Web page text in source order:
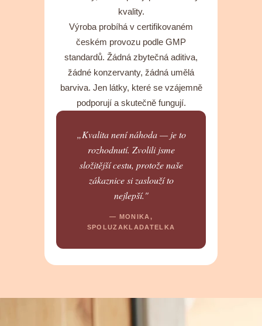
kvality.
Výroba probíhá v certifikovaném
českém provozu podle GMP
standardů. Žádná zbytečná aditiva,
žádné konzervanty, žádná umělá
barviva. Jen látky, které se vzájemně
podporují a skutečně fungují.
„Kvalita není náhoda — je to
rozhodnutí. Zvolili jsme
složitější cestu, protože naše
zákaznice si zaslouží to
nejlepší."
— MONIKA,
SPOLUZAKLADATELKA